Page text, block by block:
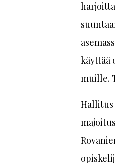
käyttää
muille.
Hallitus